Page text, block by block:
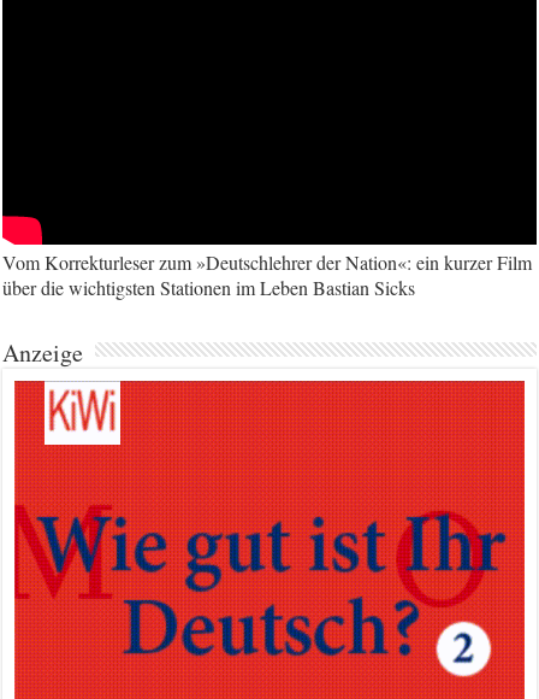
Vom Korrekturleser zum »Deutschlehrer der Nation«: ein kurzer Film
über die wichtigsten Stationen im Leben Bastian Sicks
Anzeige